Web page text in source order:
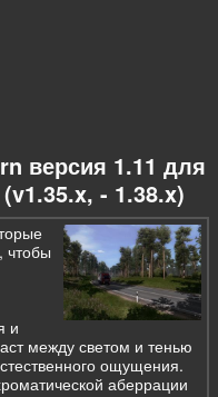
версия 1.11 для
- 1.38.x)
чтобы
и
между светом и тенью
ощущения.
аберрации